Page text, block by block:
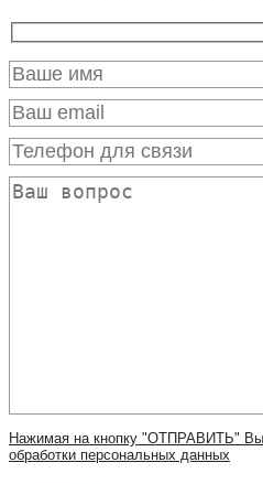
Нажимая на кнопку "ОТПРАВИТЬ" Вы
обработки персональных данных